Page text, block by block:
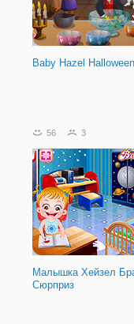
Baby Hazel
56 3
Малышка Хейзел
Сюрприз